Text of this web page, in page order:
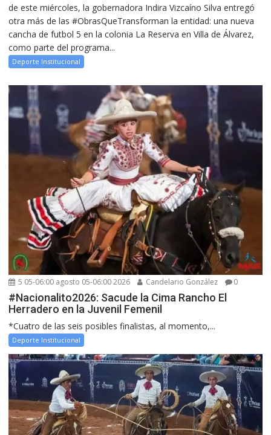
de este miércoles, la gobernadora Indira Vizcaíno Silva entregó
otra más de las #ObrasQueTransforman la entidad: una nueva
cancha de futbol 5 en la colonia La Reserva en Villa de Álvarez,
como parte del programa...
Deporte Institucional
5 05-06:00 agosto 05-06:00 2026 Candelario González 0
#Nacionalito2026: Sacude la Cima Rancho El
Herradero en la Juvenil Femenil
*Cuatro de las seis posibles finalistas, al momento,...
Deporte Institucional